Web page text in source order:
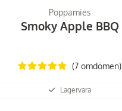
Poppamies
Smoky Apple BBQ
(7 omdömen)
Lagervara